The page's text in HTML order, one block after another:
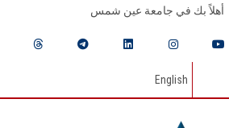
أهلاً بك في جامعة عين شمس
English